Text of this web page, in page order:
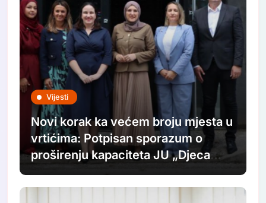
Vijesti
Novi korak ka većem broju mjesta u
vrtićima: Potpisan sporazum o
proširenju kapaciteta JU „Djeca
Sarajeva“